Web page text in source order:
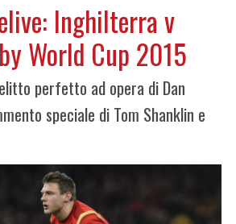
Inghilterra v
World Cup 2015
perfetto ad opera di Dan
speciale di Tom Shanklin e